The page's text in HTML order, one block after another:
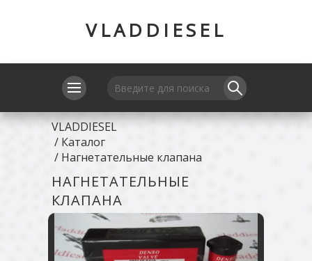
VLADDIESEL
VLADDIESEL
/ Каталог
/ Нагнетательные клапана
НАГНЕТАТЕЛЬНЫЕ
КЛАПАНА